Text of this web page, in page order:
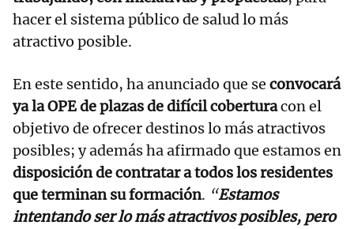
hacer el sistema público de salud lo más
atractivo posible.
En este sentido, ha anunciado que se convocará
ya la OPE de plazas de difícil coberturacon el
objetivo de ofrecer destinos lo más atractivos
posibles; y además ha afirmado que estamos en
disposición de contratar a todos los residentes
que terminan su formación. “Estamos
intentando ser lo más atractivos posibles, pero